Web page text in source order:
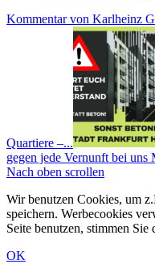
Kommentar von Karlheinz
Quartiere –...
gegen jede Vernunft bei
Nach oben scrollen
Wir benutzen Cookies, um
speichern. Werbecookies
Seite benutzen, stimmen
OK